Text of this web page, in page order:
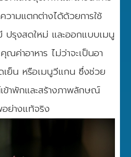
วามแตกต่างได้ด้วยการใช้
ปรุงสดใหม่ และออกแบบเมนู
ค่าอาหาร ไม่ว่าจะเป็นอา
เย็น หรือเมนูวีแกน ซึ่งช่วย
ข้าพักและสร้างภาพลักษณ์
อย่างแท้จริง